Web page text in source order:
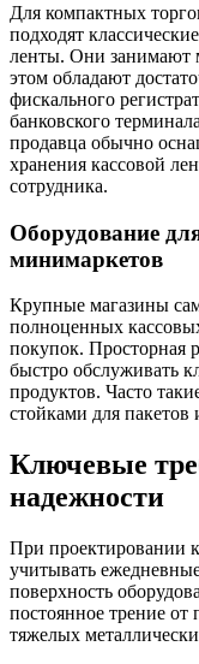
Для компактных
подходят
ленты. Они занимают
этом обладают
фискального
банковского
продавца обычно
хранения кассовой
сотрудника.
Оборудование
минимаркетов
Крупные магазины
полноценных
покупок. Просторная
быстро обслуживать
продуктов. Часто
стойками для
Ключевые
надежности
При проектировании
учитывать
поверхность
постоянное трение от
тяжелых